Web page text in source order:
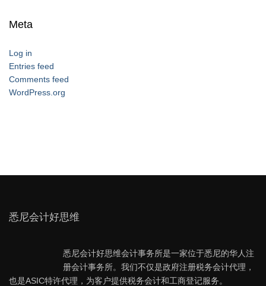
Meta
Log in
Entries feed
Comments feed
WordPress.org
悉尼会计好思维
悉尼会计好思维会计事务所是一家位于悉尼的华人注
册会计事务所。我们不仅是政府注册税务会计代理，
也是ASIC特许代理，为客户提供税务会计和工商登记服务。